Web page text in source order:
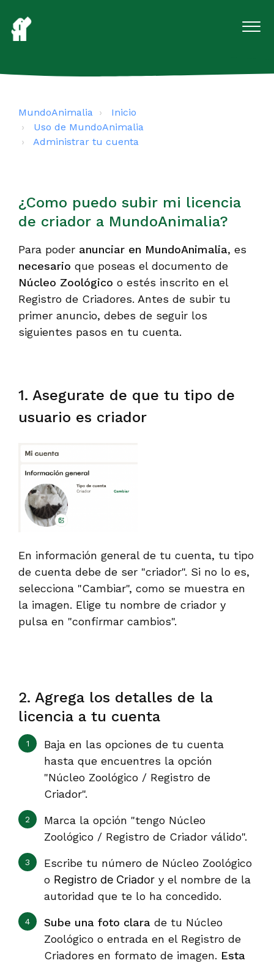
MundoAnimalia
Inicio
Uso de MundoAnimalia
Administrar tu cuenta
¿Como puedo subir mi licencia
de criador a MundoAnimalia?
Para poder anunciar en MundoAnimalia, es
necesario que poseas el documento de
Núcleo Zoológico o estés inscrito en el
Registro de Criadores. Antes de subir tu
primer anuncio, debes de seguir los
siguientes pasos en tu cuenta.
1. Asegurate de que tu tipo de
usuario es criador
En información general de tu cuenta, tu tipo
de cuenta debe de ser "criador". Si no lo es,
selecciona "Cambiar", como se muestra en
la imagen. Elige tu nombre de criador y
pulsa en "confirmar cambios".
2. Agrega los detalles de la
licencia a tu cuenta
Baja en las opciones de tu cuenta
hasta que encuentres la opción
"Núcleo Zoológico / Registro de
Criador".
Marca la opción "tengo Núcleo
Zoológico / Registro de Criador válido".
Escribe tu número de Núcleo Zoológico
o Registro de Criador y el nombre de la
autoridad que te lo ha concedido.
Sube una foto clara de tu Núcleo
Zoológico o entrada en el Registro de
Criadores en formato de imagen. Esta